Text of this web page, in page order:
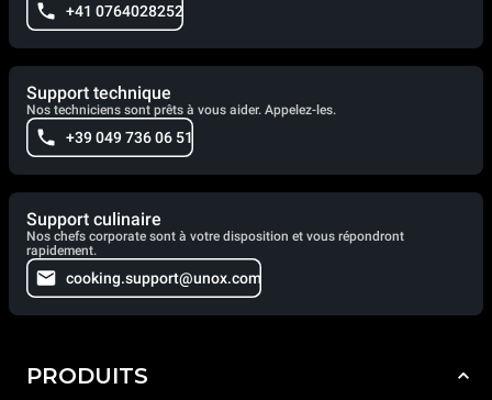
+41 0764028252
Support technique
Nos techniciens sont prêts à vous aider. Appelez-les.
+39 049 736 06 51
Support culinaire
Nos chefs corporate sont à votre disposition et vous répondront
rapidement.
cooking.support@unox.com
PRODUITS